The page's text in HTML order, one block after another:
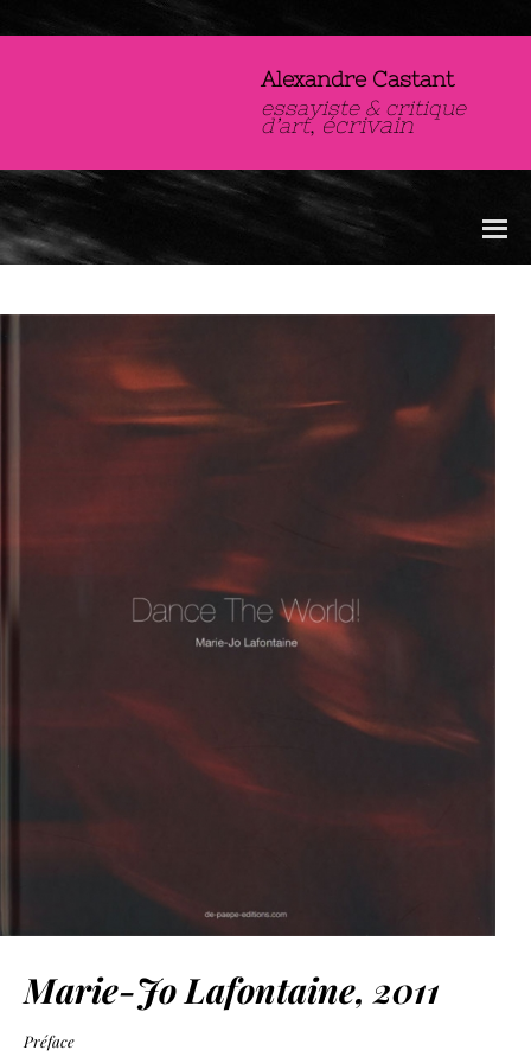
Alexandre Castant
essayiste & critique
d’art, écrivain
Marie-Jo Lafontaine, 2011
Préface